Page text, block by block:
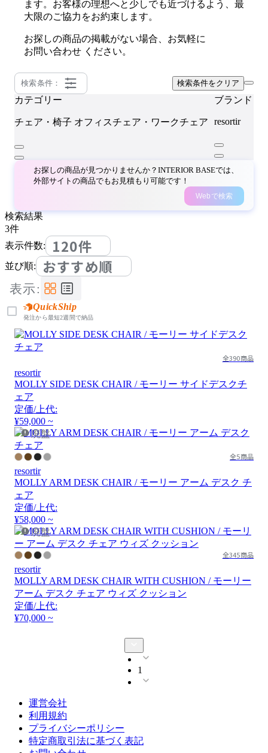
ます。お客様の理想へと少しでも近づけるよう、最
大限のご協力をお約束します。
お探しの商品の掲載がない場合、お気軽に
お問い合わせ ください。
検索条件： 検索条件をクリア
カテゴリー
チェア・椅子 オフィスチェア・ワークチェア
ブランド
resortir
お探しの商品が見つかりませんか？INTERIOR BASEでは、
外部サイトの商品でもお見積もり可能です！
Webで検索
検索結果
3件
表示件数:
120件
並び順: おすすめ順
表示:
QuickShip
発注から最短2週間で納品
全390商品
resortir
MOLLY SIDE DESK CHAIR / モーリー サイドデスクチ
ェア
定価/上代:
¥59,000 ~
廃盤
全5商品
resortir
MOLLY ARM DESK CHAIR / モーリー アーム デスク チ
ェア
定価/上代:
¥58,000 ~
廃盤
全345商品
resortir
MOLLY ARM DESK CHAIR WITH CUSHION / モーリー
アーム デスク チェア ウィズ クッション
定価/上代:
¥70,000 ~
1
運営会社
利用規約
プライバシーポリシー
特定商取引法に基づく表記